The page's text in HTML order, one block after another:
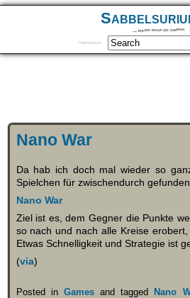
… munter drauf los sabbeln
Impressum
Nano War
Da hab ich doch mal wieder so
Spielchen für zwischendurch
Nano War
Ziel ist es, dem Gegner die Punkte
so nach und nach alle Kreise
Etwas Schnelligkeit und Strategie ist
(via)
Posted in Gamesand taggedNano